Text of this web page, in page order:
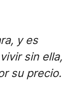
y es
sin ella,
su precio.